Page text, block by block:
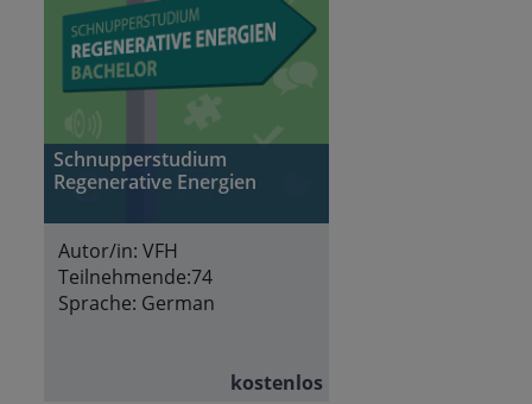
Schnupperstudium
Regenerative Energien
Autor/in: VFH
Teilnehmende:74
Sprache: German
kostenlos